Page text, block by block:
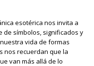
esotérica nos invita a
de símbolos, significados y
vida de formas
nos recuerdan que la
van más allá de lo